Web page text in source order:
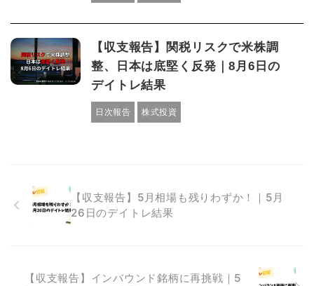
【収支報告】関税リスクで米株調
整、日本は底堅く反発｜8月6日の
デイトレ結果
日次報告 株式投資
【収支報告】5月相場も残りわずか！｜5月
26日のデイトレ結果
【収支報告】インバウンド銘柄に再挑戦｜5